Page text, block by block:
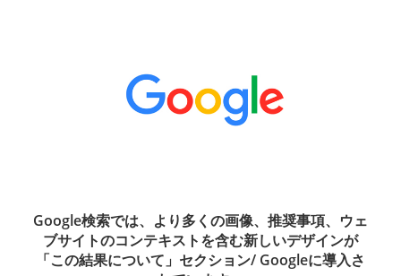
Google検索では、より多くの画像、推奨事項、ウェ
ブサイトのコンテキストを含む新しいデザインが
「この結果について」セクション/ Googleに導入さ